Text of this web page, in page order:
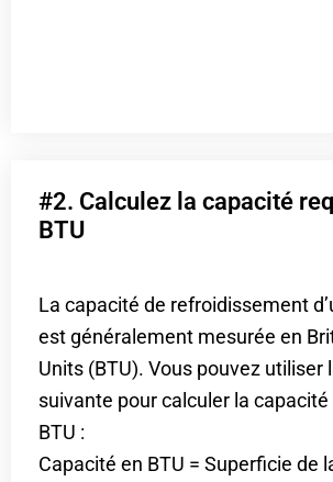
#2. Calculez la capacité
BTU
La capacité de refroidissement
est généralement mesurée en
Units (BTU). Vous pouvez utiliser
suivante pour calculer la capacité
BTU :
Capacité en BTU = Superficie de